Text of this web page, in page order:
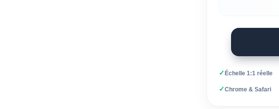
✓Échelle 1:1 réelle
✓Chrome & Safari